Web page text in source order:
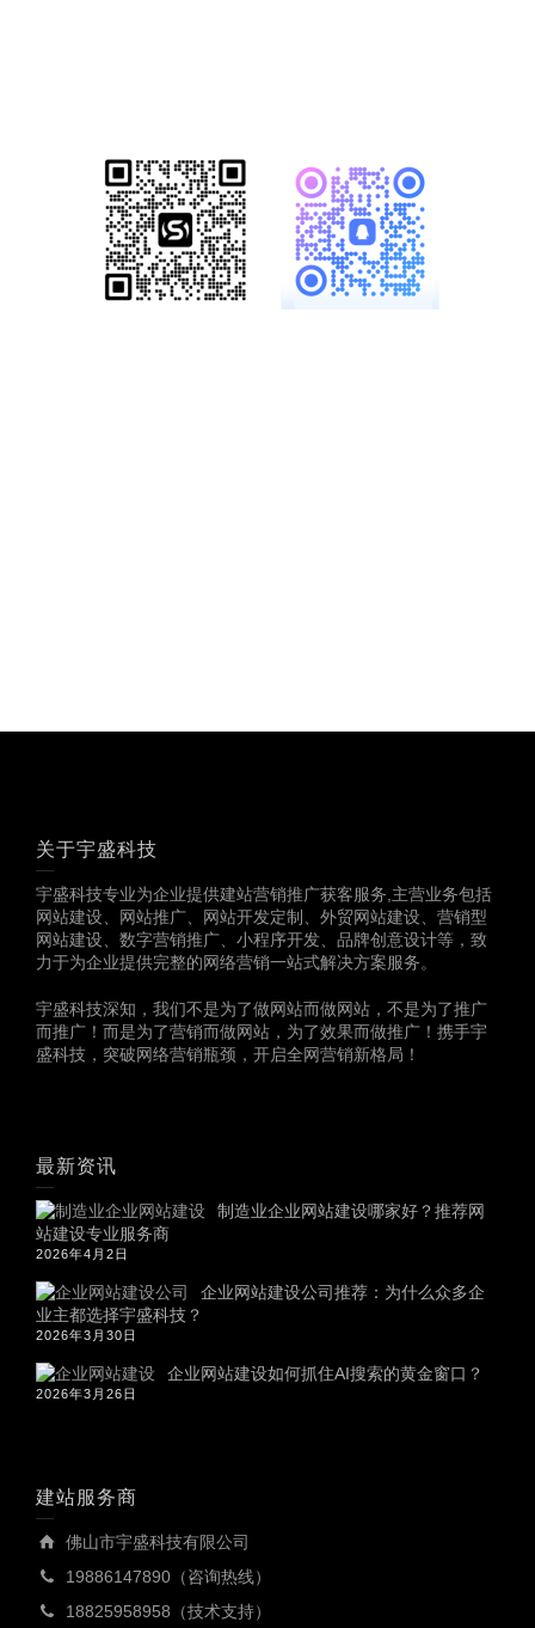
关于宇盛科技
宇盛科技专业为企业提供建站营销推广获客服务,主营业务包括
网站建设、网站推广、网站开发定制、外贸网站建设、营销型
网站建设、数字营销推广、小程序开发、品牌创意设计等，致
力于为企业提供完整的网络营销一站式解决方案服务。
宇盛科技深知，我们不是为了做网站而做网站，不是为了推广
而推广！而是为了营销而做网站，为了效果而做推广！携手宇
盛科技，突破网络营销瓶颈，开启全网营销新格局！
最新资讯
制造业企业网站建设哪家好？推荐网
站建设专业服务商
2026年4月2日
企业网站建设公司推荐：为什么众多企
业主都选择宇盛科技？
2026年3月30日
企业网站建设如何抓住AI搜索的黄金窗口？
2026年3月26日
建站服务商
佛山市宇盛科技有限公司
19886147890（咨询热线）
18825958958（技术支持）